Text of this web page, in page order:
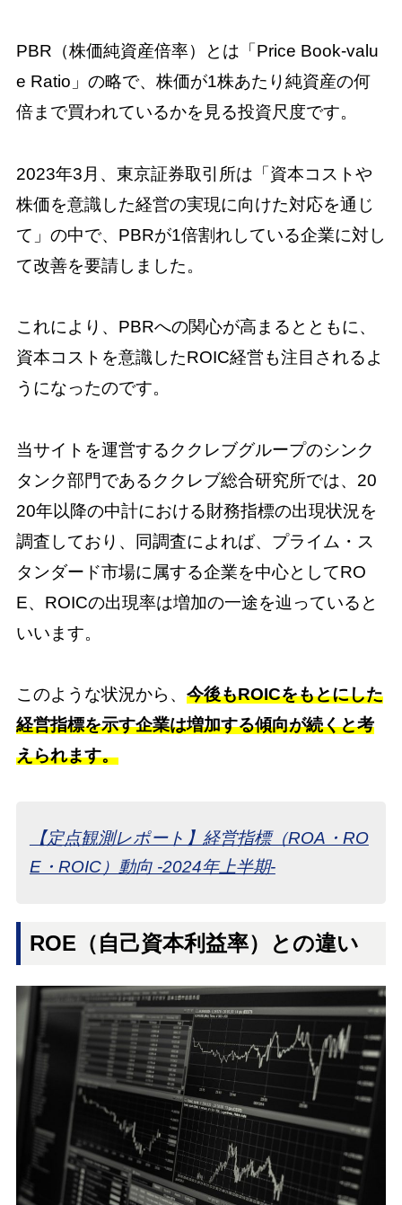
PBR（株価純資産倍率）とは「Price Book-valu
e Ratio」の略で、株価が1株あたり純資産の何
倍まで買われているかを見る投資尺度です。
2023年3月、東京証券取引所は「資本コストや
株価を意識した経営の実現に向けた対応を通じ
て」の中で、PBRが1倍割れしている企業に対し
て改善を要請しました。
これにより、PBRへの関心が高まるとともに、
資本コストを意識したROIC経営も注目されるよ
うになったのです。
当サイトを運営するククレブグループのシンク
タンク部門であるククレブ総合研究所では、20
20年以降の中計における財務指標の出現状況を
調査しており、同調査によれば、プライム・ス
タンダード市場に属する企業を中心としてRO
E、ROICの出現率は増加の一途を辿っていると
いいます。
このような状況から、 今後もROICをもとにした
経営指標を示す企業は増加する傾向が続くと考
えられます。
【定点観測レポート】経営指標（ROA・RO
E・ROIC）動向 -2024年上半期-
ROE（自己資本利益率）との違い